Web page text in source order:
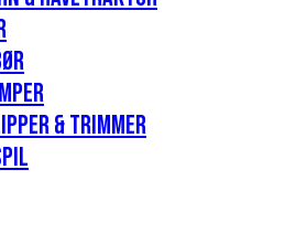
& Trimmer